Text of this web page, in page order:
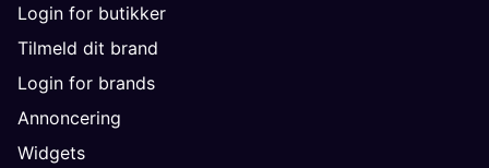
Login for butikker
Tilmeld dit brand
Login for brands
Annoncering
Widgets